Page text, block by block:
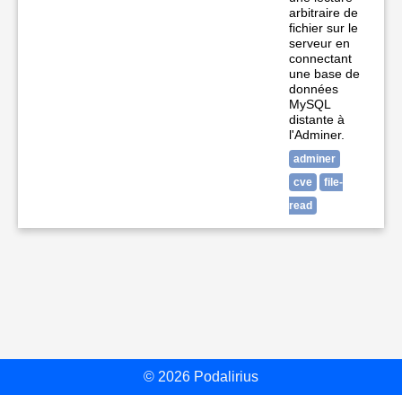
arbitraire de
fichier sur le
serveur en
connectant
une base de
données
MySQL
distante à
l'Adminer.
adminer
cve
file-
read
© 2026 Podalirius